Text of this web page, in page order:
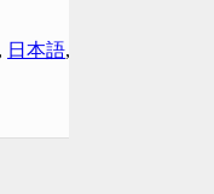
, 日本語,